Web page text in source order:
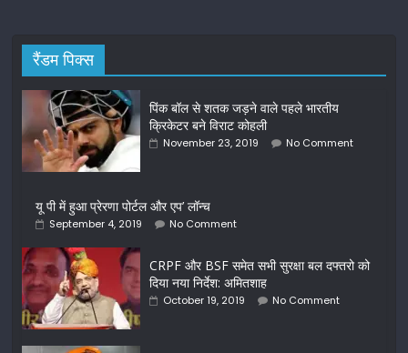
रैंडम पिक्स
पिंक बॉल से शतक जड़ने वाले पहले भारतीय
क्रिकेटर बने विराट कोहली
November 23, 2019 No Comment
यू पी में हुआ प्रेरणा पोर्टल और एप’ लॉन्च
September 4, 2019 No Comment
CRPF और BSF समेत सभी सुरक्षा बल दफ्तरो को
दिया नया निर्देश: अमितशाह
October 19, 2019 No Comment